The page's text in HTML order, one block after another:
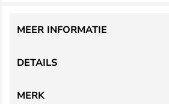
DETAILS
MEER INFORMATIE
MERK